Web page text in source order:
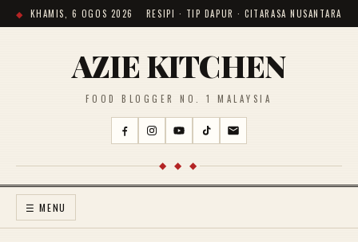
KHAMIS, 6 OGOS 2026 RESIPI · TIP DAPUR · CITARASA NUSANTARA
AZIE KITCHEN
FOOD BLOGGER NO. 1 MALAYSIA
◆ ◆ ◆
☰ MENU